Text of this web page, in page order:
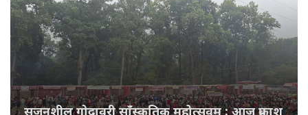
सृजनशील गोदावरी साँस्कृतिक महोत्सवम : आज प्रकाश